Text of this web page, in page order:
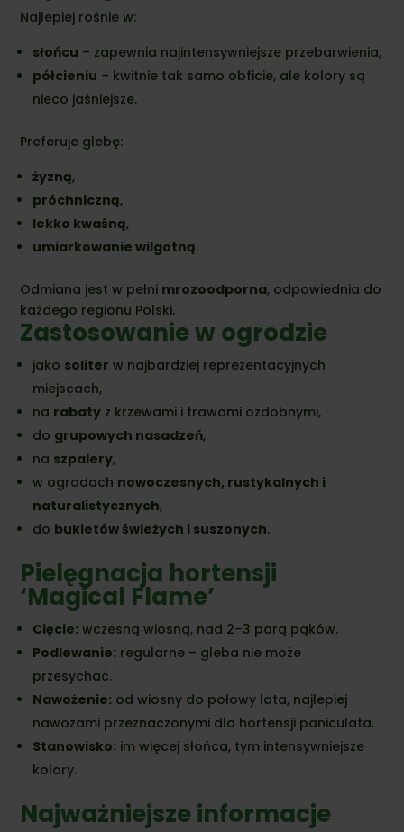
Najlepiej rośnie w:
słońcu – zapewnia najintensywniejsze przebarwienia,
półcieniu – kwitnie tak samo obficie, ale kolory są
nieco jaśniejsze.
Preferuje glebę:
żyzną,
próchniczną,
lekko kwaśną,
umiarkowanie wilgotną.
Odmiana jest w pełni mrozoodporna, odpowiednia do
każdego regionu Polski.
Zastosowanie w ogrodzie
jako soliter w najbardziej reprezentacyjnych
miejscach,
na rabaty z krzewami i trawami ozdobnymi,
do grupowych nasadzeń,
na szpalery,
w ogrodach nowoczesnych, rustykalnych i
naturalistycznych,
do bukietów świeżych i suszonych.
Pielęgnacja hortensji
‘Magical Flame’
Cięcie: wczesną wiosną, nad 2–3 parą pąków.
Podlewanie: regularne – gleba nie może
przesychać.
Nawożenie: od wiosny do połowy lata, najlepiej
nawozami przeznaczonymi dla hortensji paniculata.
Stanowisko: im więcej słońca, tym intensywniejsze
kolory.
Najważniejsze informacje